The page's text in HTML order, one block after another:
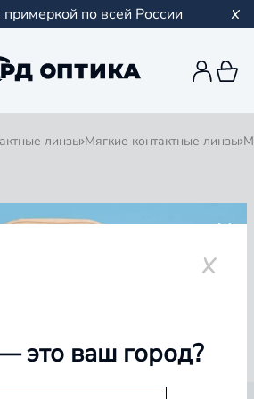
примеркой по всей России
линзы Мягкие контактные линзы
это ваш город?